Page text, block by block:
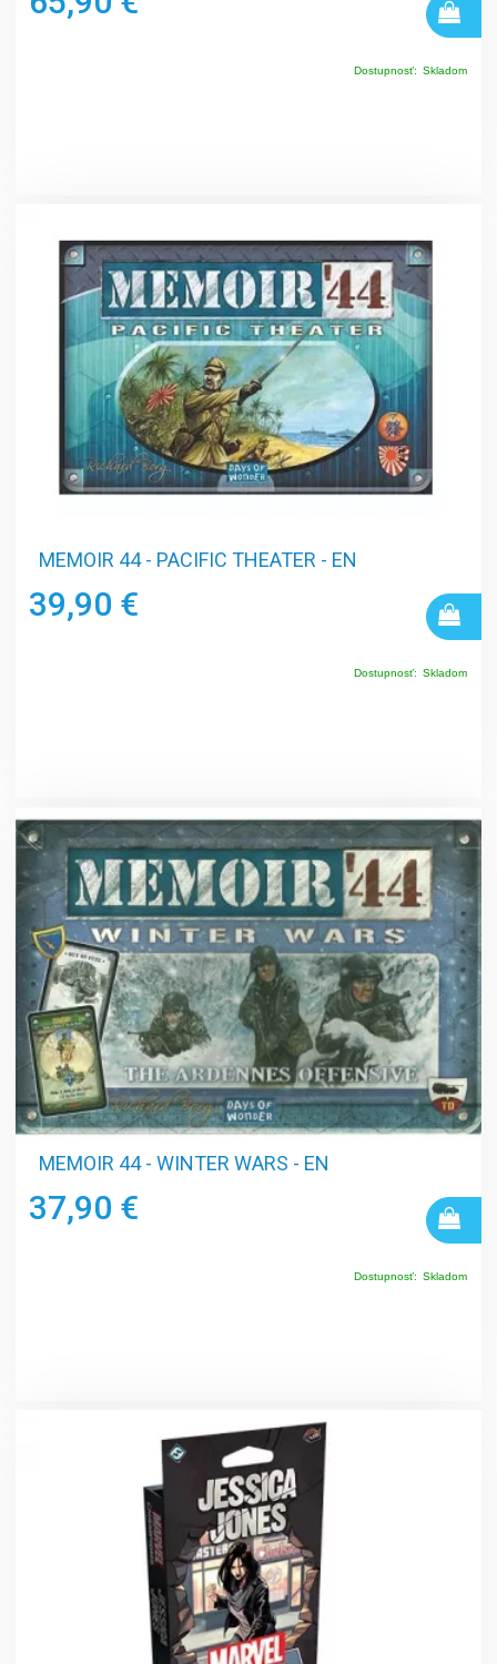
Dostupnosť: Skladom
MEMOIR 44 - PACIFIC THEATER - EN
39,90 €
Dostupnosť: Skladom
MEMOIR 44 - WINTER WARS - EN
37,90 €
Dostupnosť: Skladom